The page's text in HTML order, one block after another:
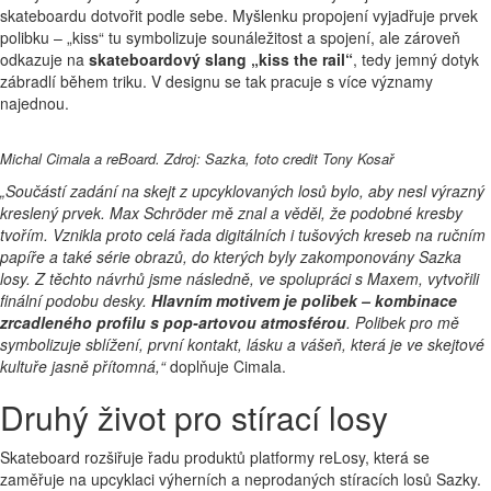
skateboardu dotvořit podle sebe. Myšlenku propojení vyjadřuje prvek
polibku – „kiss“ tu symbolizuje sounáležitost a spojení, ale zároveň
odkazuje na skateboardový slang „kiss the rail“, tedy jemný dotyk
zábradlí během triku. V designu se tak pracuje s více významy
najednou.
Michal Cimala a reBoard.Zdroj: Sazka, foto credit Tony Kosař
„Součástí zadání na skejt z upcyklovaných losů bylo, aby nesl výrazný
kreslený prvek. Max Schröder mě znal a věděl, že podobné kresby
tvořím. Vznikla proto celá řada digitálních i tušových kreseb na ručním
papíře a také série obrazů, do kterých byly zakomponovány Sazka
losy. Z těchto návrhů jsme následně, ve spolupráci s Maxem, vytvořili
finální podobu desky. Hlavním motivem je polibek – kombinace
zrcadleného profilu s pop-artovou atmosférou. Polibek pro mě
symbolizuje sblížení, první kontakt, lásku a vášeň, která je ve skejtové
kultuře jasně přítomná,“doplňuje Cimala.
Druhý život pro stírací losy
Skateboard rozšiřuje řadu produktů platformy reLosy, která se
zaměřuje na upcyklaci výherních a neprodaných stíracích losů Sazky.